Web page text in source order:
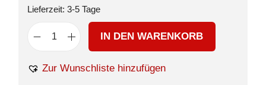
Lieferzeit: 3-5 Tage
IN DEN WARENKORB
Zur Wunschliste hinzufügen